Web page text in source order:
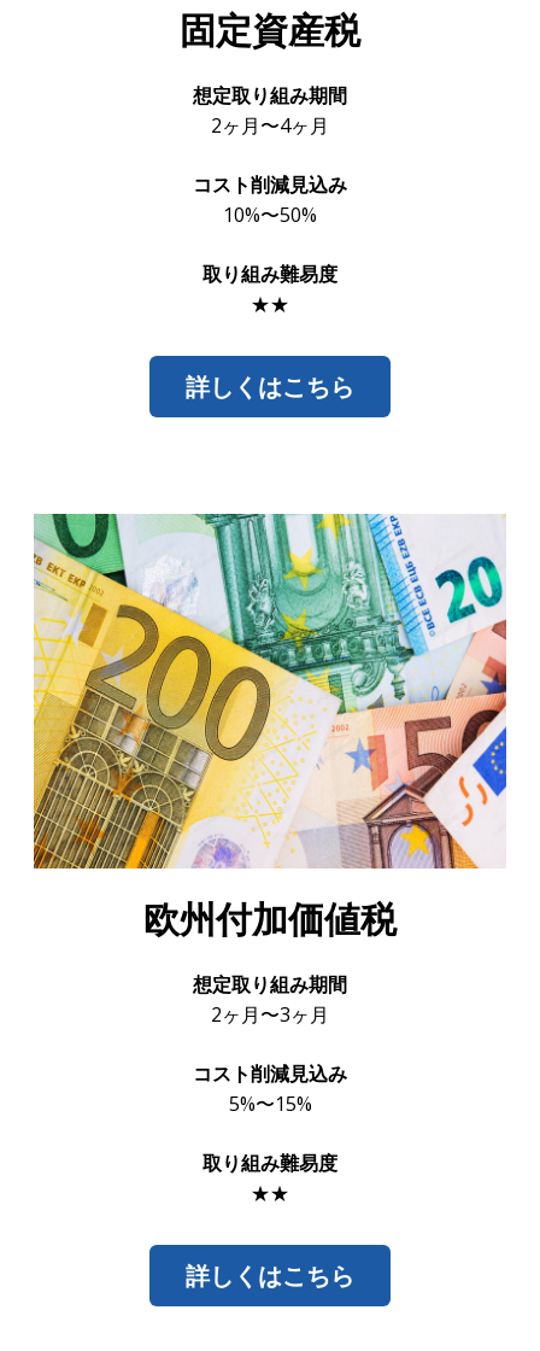
固定資産税
想定取り組み期間
2ヶ月〜4ヶ月
コスト削減見込み
10%〜50%
取り組み難易度
★★
詳しくはこちら
欧州付加価値税
想定取り組み期間
2ヶ月〜3ヶ月
コスト削減見込み
5%〜15%
取り組み難易度
★★
詳しくはこちら